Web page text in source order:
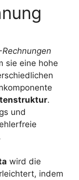
Rechnungen
sie eine hohe
.
und
wird die
indem